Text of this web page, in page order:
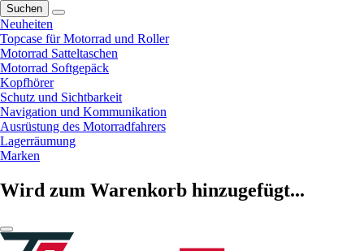
Suchen
Neuheiten
Topcase für Motorrad und Roller
Motorrad Satteltaschen
Motorrad Softgepäck
Kopfhörer
Schutz und Sichtbarkeit
Navigation und Kommunikation
Ausrüstung des Motorradfahrers
Lagerräumung
Marken
Wird zum Warenkorb hinzugefügt...